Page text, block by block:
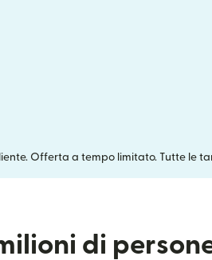
Offerta a tempo limitato. Tutte le
di